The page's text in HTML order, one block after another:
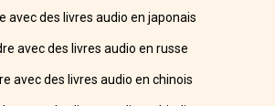
avec des livres audio en japonais
avec des livres audio en russe
avec des livres audio en chinois